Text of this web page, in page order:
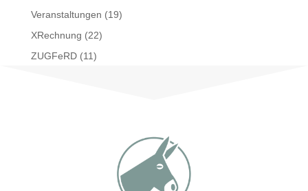
Veranstaltungen (19)
XRechnung (22)
ZUGFeRD(11)